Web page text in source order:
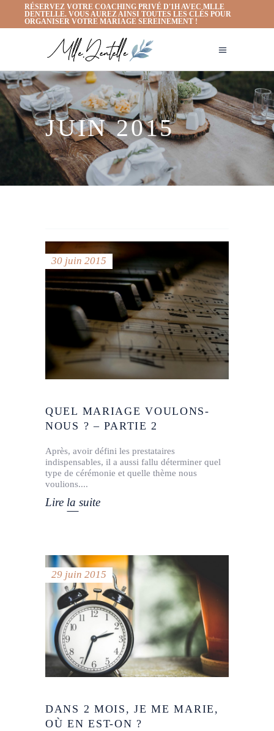
RÉSERVEZ VOTRE COACHING PRIVÉ D'1H AVEC MLLE
DENTELLE. VOUS AUREZ AINSI TOUTES LES CLÉS POUR
ORGANISER VOTRE MARIAGE SEREINEMENT !
JUIN 2015
30 juin 2015
QUEL MARIAGE VOULONS-
NOUS ? – PARTIE 2
Après, avoir défini les prestataires
indispensables, il a aussi fallu déterminer quel
type de cérémonie et quelle thème nous
voulions.
Lire la suite
29 juin 2015
DANS 2 MOIS, JE ME MARIE,
OÙ EN EST-ON ?